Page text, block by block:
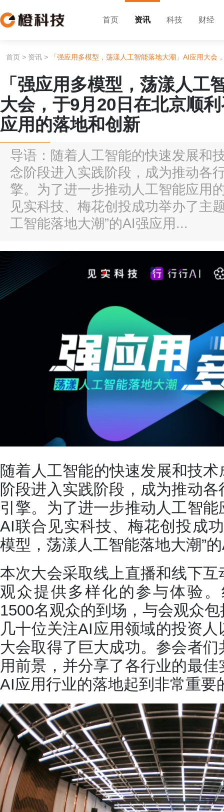
首页 资讯 科技 财经
首页 > 资讯 > 「强应用多模型，荡漾人工智能落地大潮」AI应用大
「强应用多模型，荡漾人工
大会，于9月20日在北京顺
应用的落地和创新
导语：随着人工智能的快速发展和
念阶段进入实践阶段，成为推动各
擎。为了进一步推动人工智能应用
见实科技、梅花创投成功举办了主
工智能落地大潮”的AI强应用...
随着人工智能的快速发展和技
阶段进入实践阶段，成为推动
引擎。为了进一步推动人工智
AI联合见实科技、梅花创投成
模型，荡漾人工智能落地大潮”
本次大会采取线上直播和线下
观众提供多样化的参与体验
1500名观众的到场，与会观众
几十位关注AI应用领域的投资
大会取得了巨大成功。参会者
用前景，并分享了各行业的最
AI应用行业的落地起到非常重要